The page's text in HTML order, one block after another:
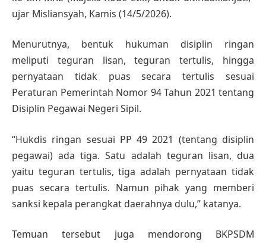
ujar Misliansyah, Kamis (14/5/2026).
Menurutnya, bentuk hukuman disiplin ringan
meliputi teguran lisan, teguran tertulis, hingga
pernyataan tidak puas secara tertulis sesuai
Peraturan Pemerintah Nomor 94 Tahun 2021 tentang
Disiplin Pegawai Negeri Sipil.
“Hukdis ringan sesuai PP 49 2021 (tentang disiplin
pegawai) ada tiga. Satu adalah teguran lisan, dua
yaitu teguran tertulis, tiga adalah pernyataan tidak
puas secara tertulis. Namun pihak yang memberi
sanksi kepala perangkat daerahnya dulu,” katanya.
Temuan tersebut juga mendorong BKPSDM